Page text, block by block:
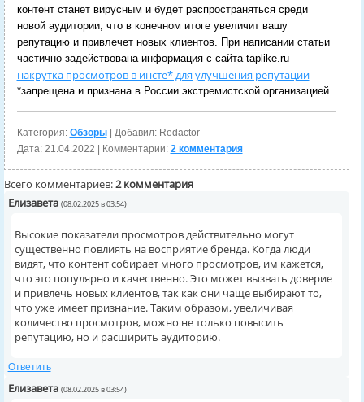
контент станет вирусным и будет распространяться среди
новой аудитории, что в конечном итоге увеличит вашу
репутацию и привлечет новых клиентов. При написании статьи
частично задействована информация с сайта taplike.ru –
накрутка просмотров в инсте* для улучшения репутации
*запрещена и признана в России экстремистской организацией
Категория: Обзоры| Добавил: Redactor
Дата: 21.04.2022 | Комментарии: 2 комментария
Всего комментариев:2 комментария
Елизавета (08.02.2025 в 03:54)
Высокие показатели просмотров действительно могут
существенно повлиять на восприятие бренда. Когда люди
видят, что контент собирает много просмотров, им кажется,
что это популярно и качественно. Это может вызвать доверие
и привлечь новых клиентов, так как они чаще выбирают то,
что уже имеет признание. Таким образом, увеличивая
количество просмотров, можно не только повысить
репутацию, но и расширить аудиторию.
Ответить
Елизавета (08.02.2025 в 03:54)